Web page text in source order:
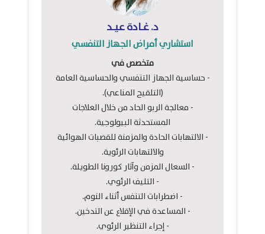
د. غـادة عيـد
استشاري أمراض الجهاز التنفسي
متخصص في
- حساسية الجهاز التنفسي والحساسية العامة
(التلقيح المناعي).
- معالجة الربو الحاد من خلال العلاجات
المستحدثة البيولوجية.
- الالتهابات الحادة والمزمنة للقصبات الهوائية
والالتهابات الرئوية.
- السعال المزمن وآثار كورونا الطويلة.
- التليف الرئوي.
- اضطرابات التنفس أثناء النوم.
- المساعدة في الإقلاع عن التدخين.
- إجراء التنظير الرئوي.